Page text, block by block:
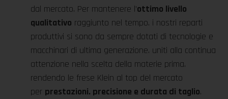
dal mercato. Per mantenere l’ottimo livello
qualitativo raggiunto nel tempo. i nostri reparti
produttivi si sono da sempre dotati di tecnologie e
macchinari di ultima generazione. uniti alla continua
attenzione nella scelta della materie prima.
rendendo le frese Klein al top del mercato
per prestazioni. precisione e durata di taglio.